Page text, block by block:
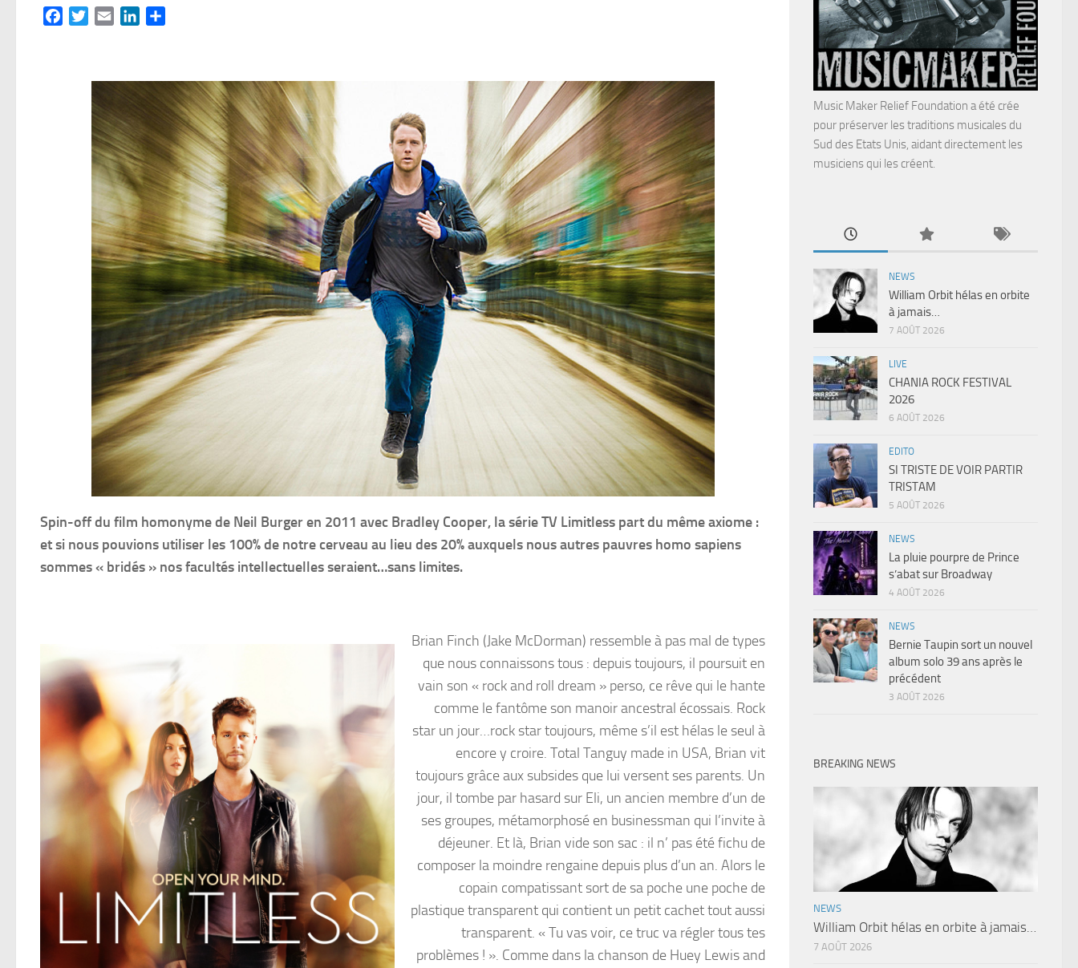
FacebookTwitterEmail LinkedIn
Spin-off du film homonyme de Neil Burger en 2011 avec Bradley Cooper, la série TV Limitless part du même axiome :
et si nous pouvions utiliser les 100% de notre cerveau au lieu des 20% auxquels nous autres pauvres homo sapiens
sommes « bridés » nos facultés intellectuelles seraient…sans limites.
Brian Finch (Jake McDorman) ressemble à pas mal de types
que nous connaissons tous : depuis toujours, il poursuit en
vain son « rock and roll dream » perso, ce rêve qui le hante
comme le fantôme son manoir ancestral écossais. Rock
star un jour…rock star toujours, même s’il est hélas le seul à
encore y croire. Total Tanguy made in USA, Brian vit
toujours grâce aux subsides que lui versent ses parents. Un
jour, il tombe par hasard sur Eli, un ancien membre d’un de
ses groupes, métamorphosé en businessman qui l’invite à
déjeuner. Et là, Brian vide son sac : il n’ pas été fichu de
composer la moindre rengaine depuis plus d’un an. Alors le
copain compatissant sort de sa poche une poche de
plastique transparent qui contient un petit cachet tout aussi
transparent. « Tu vas voir, ce truc va régler tous tes
problèmes ! ». Comme dans la chanson de Huey Lewis and
Music Maker Relief Foundation a été crée
pour préserver les traditions musicales du
Sud des Etats Unis, aidant directement les
musiciens qui les créent.
NEWS
William Orbit hélas en orbite
à jamais…
7 AOÛT 2026
LIVE
CHANIA ROCK FESTIVAL
2026
6 AOÛT 2026
EDITO
SI TRISTE DE VOIR PARTIR
TRISTAM
5 AOÛT 2026
NEWS
La pluie pourpre de Prince
s’abat sur Broadway
4 AOÛT 2026
NEWS
Bernie Taupin sort un nouvel
album solo 39 ans après le
précédent
3 AOÛT 2026
BREAKING NEWS
NEWS
William Orbit hélas en orbite à jamais…
7 AOÛT 2026